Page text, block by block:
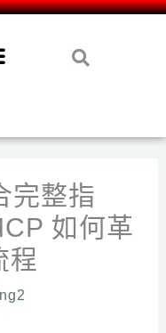
尋
完整指
如何革
程